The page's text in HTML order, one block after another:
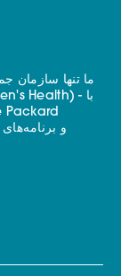
ما تنها سازمان